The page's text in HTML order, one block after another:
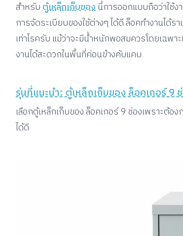
สำหรับตู้เหล็กเก็บของ นี้การออกแบบถือว่าใช้
การจัดระเบียบของใช้ต่างๆ ได้ดี ล็อคทำงานไ
เท่าไรครับ แม้ว่าจะมีน้ำหนักพอสมควรโดยเฉพา
งานได้สะดวกในพื้นที่ค่อนข้างคับแคบ
รุ่นที่แนะนำ: ตู้เหล็กเก็บของ ล็อคเกอร์ 9
เลือกตู้เหล็กเก็บของ ล็อคเกอร์ 9 ช่องเพราะต้
ได้ดี